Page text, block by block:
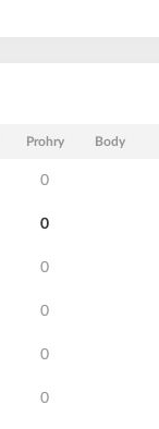
Prohry Body
0
0
0
0
0
0